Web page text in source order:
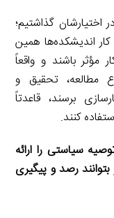
اختیارشان گذاشتیم؛
اندیشکده‌ها همین
مؤثر باشند و واقعاً
تحقیق و
برسند، قاعدتاً
کنند.
سیاستی را ارائه
رصد و پیگیری